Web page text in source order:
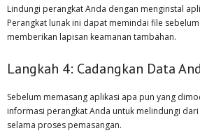
Lindungi perangkat Anda dengan menginstal
Perangkat lunak ini dapat memindai file
memberikan lapisan keamanan tambahan.
Langkah 4: Cadangkan Data
Sebelum memasang aplikasi apa pun yang
informasi perangkat Anda untuk melindungi
selama proses pemasangan.